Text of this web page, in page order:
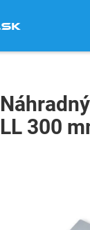
300